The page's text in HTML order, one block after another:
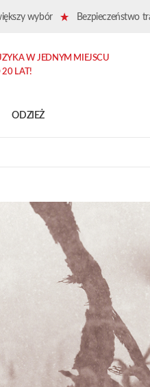
wybór Bezpieczeństwo
ODZIEŻ
W JEDNYM MIEJSCU
20 LAT!